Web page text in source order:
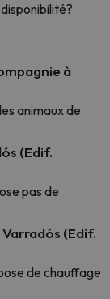
à
animaux de
(Edif.
pas de
(Edif.
de chauffage